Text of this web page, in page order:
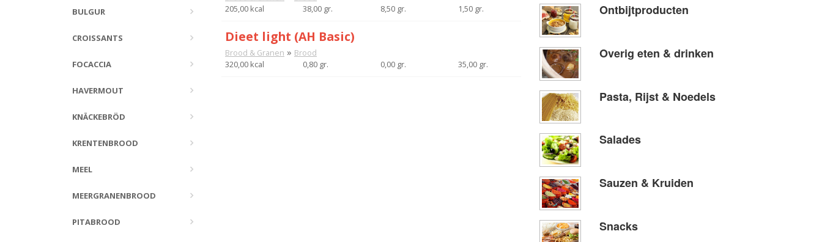
BULGUR
CROISSANTS
FOCACCIA
HAVERMOUT
KNÄCKEBRÖD
KRENTENBROOD
MEEL
MEERGRANENBROOD
PITABROOD
205,00 kcal
38,00 gr. 8,50 gr. 1,50 gr.
Dieet light (AH Basic)
Brood & Granen » Brood
320,00 kcal
0,80 gr. 0,00 gr. 35,00 gr.
Ontbijtproducten
Overig eten & drinken
Pasta, Rijst & Noedels
Salades
Sauzen & Kruiden
Snacks